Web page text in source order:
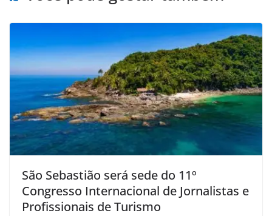
São Sebastião será sede do 11º
Congresso Internacional de Jornalistas e
Profissionais de Turismo